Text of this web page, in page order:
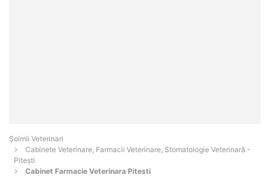
Șoimii Veterinari
Cabinete Veterinare, Farmacii Veterinare, Stomatologie Veterinară -
Piteşti
Cabinet Farmacie Veterinara Pitesti